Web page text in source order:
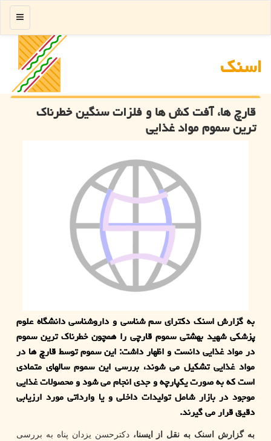
اسنك
منو
قارچ ها، آفت کش ها و فلزات سنگین خطرناک
ترین سموم مواد غذایی
به گزارش اسنک دکترای سم شناسی و داروشناسی دانشگاه علوم
پزشکی شهید بهشتی سموم قارچی را همچون خطرناک ترین سموم
در مواد غذایی دانست و اظهار داشت: این سموم توسط قارچ ها در
مواد غذایی تشکیل می شوند، بررسی این سموم سالهای متمادی
است که به صورت یکپارچه و جدی انجام می شود و محصولات غذایی
موجود در بازار شامل تولیدات داخلی و یا وارداتی مورد ارزیابی
دقیق قرار می گیرند.
به گزارش اسنک به نقل از ایسنا،دکترحسن یزدان پناه به بررسی